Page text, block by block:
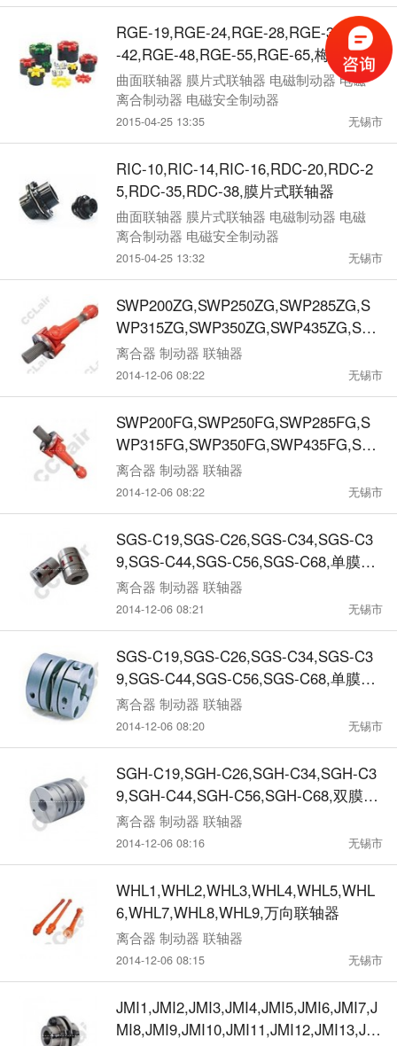
RGE-19,RGE-24,RGE-28,RGE-38,RGE
-42,RGE-48,RGE-55,RGE-65,梅花形弹
性爪式联轴器
曲面联轴器 膜片式联轴器 电磁制动器 电磁
离合制动器 电磁安全制动器
2015-04-25 13:35 无锡市
RIC-10,RIC-14,RIC-16,RDC-20,RDC-2
5,RDC-35,RDC-38,膜片式联轴器
曲面联轴器 膜片式联轴器 电磁制动器 电磁
离合制动器 电磁安全制动器
2015-04-25 13:32 无锡市
SWP200ZG,SWP250ZG,SWP285ZG,S
WP315ZG,SWP350ZG,SWP435ZG,SW
P480ZG,SWP550ZG,反向贯通式万向联
轴器
离合器 制动器 联轴器
2014-12-06 08:22 无锡市
SWP200FG,SWP250FG,SWP285FG,S
WP315FG,SWP350FG,SWP435FG,SW
P480FG,SWP550FG,反向贯通式万向联
轴器
离合器 制动器 联轴器
2014-12-06 08:22 无锡市
SGS-C19,SGS-C26,SGS-C34,SGS-C3
9,SGS-C44,SGS-C56,SGS-C68,单膜片
联轴器
离合器 制动器 联轴器
2014-12-06 08:21 无锡市
SGS-C19,SGS-C26,SGS-C34,SGS-C3
9,SGS-C44,SGS-C56,SGS-C68,单膜片
联轴器
离合器 制动器 联轴器
2014-12-06 08:20 无锡市
SGH-C19,SGH-C26,SGH-C34,SGH-C3
9,SGH-C44,SGH-C56,SGH-C68,双膜片
联轴器
离合器 制动器 联轴器
2014-12-06 08:16 无锡市
WHL1,WHL2,WHL3,WHL4,WHL5,WHL
6,WHL7,WHL8,WHL9,万向联轴器
离合器 制动器 联轴器
2014-12-06 08:15 无锡市
JMI1,JMI2,JMI3,JMI4,JMI5,JMI6,JMI7,J
MI8,JMI9,JMI10,JMI11,JMI12,JMI13,JMI